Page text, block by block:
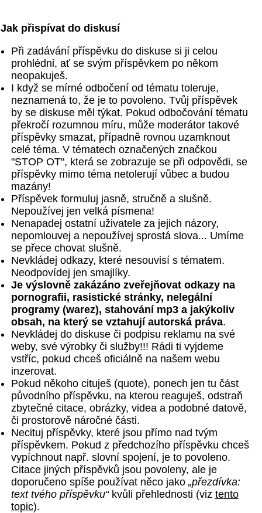
Jak přispívat do diskusí
Při zadávání příspěvku do diskuse si ji celou
prohlédni, ať se svým příspěvkem po někom
neopakuješ.
I když se mírné odbočení od tématu toleruje,
neznamená to, že je to povoleno. Tvůj příspěvek
by se diskuse měl týkat. Pokud odbočování tématu
překročí rozumnou míru, může moderátor takové
příspěvky smazat, případně rovnou uzamknout
celé téma. V tématech označených značkou
"STOP OT", která se zobrazuje se při odpovědi, se
příspěvky mimo téma netolerují vůbec a budou
mazány!
Příspěvek formuluj jasně, stručně a slušně.
Nepoužívej jen velká písmena!
Nenapadej ostatní uživatele za jejich názory,
nepomlouvej a nepoužívej sprostá slova... Umíme
se přece chovat slušně.
Nevkládej odkazy, které nesouvisí s tématem.
Neodpovídej jen smajlíky.
Je výslovně zakázáno zveřejňovat odkazy na
pornografii, rasistické stránky, nelegální
programy (warez), stahování mp3 a jakýkoliv
obsah, na který se vztahují autorská práva.
Nevkládej do diskuse či podpisu reklamu na své
weby, své výrobky či služby!!! Rádi ti vyjdeme
vstříc, pokud chceš oficiálně na našem webu
inzerovat.
Pokud někoho cituješ (quote), ponech jen tu část
původního příspěvku, na kterou reaguješ, odstraň
zbytečné citace, obrázky, videa a podobné datově,
či prostorově náročné části.
Necituj příspěvky, které jsou přímo nad tvým
příspěvkem. Pokud z předchozího příspěvku chceš
vypíchnout např. slovní spojení, je to povoleno.
Citace jiných příspěvků jsou povoleny, ale je
doporučeno spíše používat něco jako „přezdívka:
text tvého příspěvku“kvůli přehlednosti (viz tento
topic).